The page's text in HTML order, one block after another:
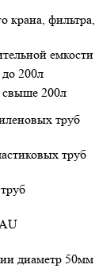
крана,
емкости
200л
свыше 200л
труб
труб
диаметр 50мм